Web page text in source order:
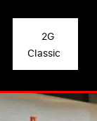
2G
Classic